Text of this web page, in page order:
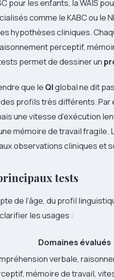
pour les enfants, la WAIS
comme le KABC ou le
hypothèses cliniques.
perceptif,
permet de dessiner un
que le QIglobal ne dit
profils très différents. Par
une vitesse d’exécution
mémoire de travail
observations cliniques et
tests
de l’âge, du profil
les usages :
Domaines évalués
verbale,
mémoire de travail,